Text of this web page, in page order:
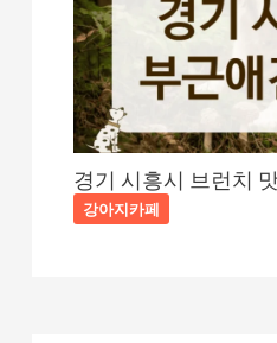
경기 시흥시 브런치
강아지카페